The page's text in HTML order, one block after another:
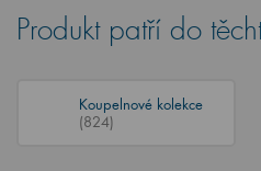
Produkt patří do
Koupelnové kolekce
(824)